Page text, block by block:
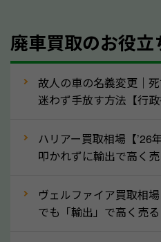
人気の車種は廃車の状態で
産車は高く買取が可能です
なら廃車の車も適正価格で
拒否となった車も価格がつ
でも高価買取が可能なケー
はWebで簡単にできる無料
廃車買取のお役立
故人の車の名義変更｜
迷わず手放す方法【行政
ハリアー買取相場【’26
叩かれずに輸出で高く
ヴェルファイア買取相
でも「輸出」で高く売